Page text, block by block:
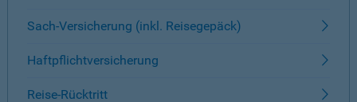
Sach-Versicherung (inkl. Reisegepäck)
Haftpflichtversicherung
Reise-Rücktritt